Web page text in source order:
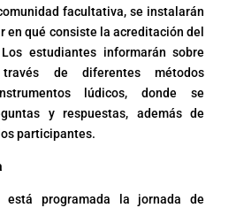
facultativa, se instalarán
en qué consiste la acreditación del
estudiantes informarán sobre
de diferentes métodos
lúdicos, donde se
y respuestas, además de
participantes.
programada la jornada de